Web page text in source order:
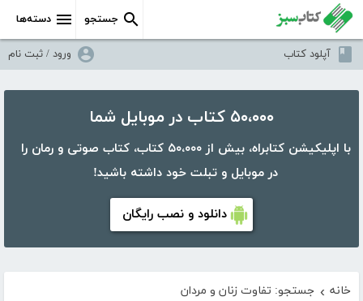
دسته‌ها جستجو
آپلود کتاب ورود / ثبت نام
۵۰،۰۰۰ کتاب در موبایل شما
با اپلیکیشن کتابراه، بیش از ۵۰،۰۰۰ کتاب، کتاب صوتی و رمان را
در موبایل و تبلت خود داشته باشید!
دانلود و نصب رایگان
خانه › جستجو: تفاوت زنان و مردان